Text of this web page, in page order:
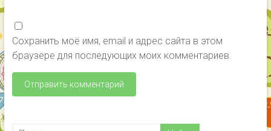
Сохранить моё имя, email и адрес сайта в этом
браузере для последующих моих комментариев.